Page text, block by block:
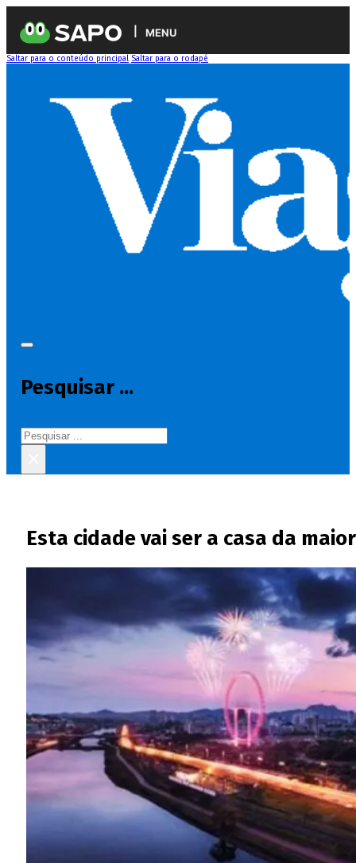
MENU
Saltar para o conteúdo principal Saltar para o rodapé
Pesquisar ...
Pesquisar
Esta cidade vai ser a casa da